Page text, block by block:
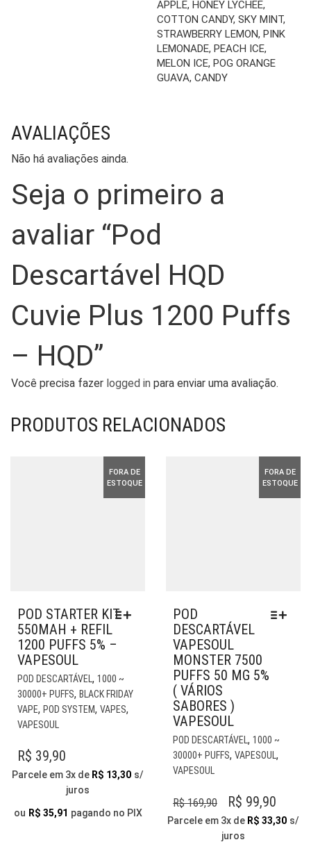
APPLE, HONEY LYCHEE,
COTTON CANDY, SKY MINT,
STRAWBERRY LEMON, PINK
LEMONADE, PEACH ICE,
MELON ICE, POG ORANGE
GUAVA, CANDY
AVALIAÇÕES
Não há avaliações ainda.
Seja o primeiro a
avaliar “Pod
Descartável HQD
Cuvie Plus 1200 Puffs
– HQD”
Você precisa fazer logged in para enviar uma avaliação.
PRODUTOS RELACIONADOS
FORA DE
ESTOQUE
POD STARTER KIT
550MAH + REFIL
1200 PUFFS 5% –
VAPESOUL
POD DESCARTÁVEL, 1000 ~
30000+ PUFFS, BLACK FRIDAY
VAPE, POD SYSTEM, VAPES,
VAPESOUL
PRODUTO
VARIANTES.
OPÇÕES
PODEM
ESCOLHIDAS
R$ 39,90
Parcele em 3x de R$ 13,30 s/
juros
ou R$ 35,91 pagando no PIX
FORA DE
ESTOQUE
POD
DESCARTÁVEL
VAPESOUL
MONSTER 7500
PUFFS 50 MG 5%
( VÁRIOS
SABORES )
VAPESOUL
POD DESCARTÁVEL, 1000 ~
30000+ PUFFS, VAPESOUL,
VAPESOUL
R$169,90
O
PREÇO
ORIGINAL
R$ 99,90
Parcele em 3x de R$ 33,30 s/
juros